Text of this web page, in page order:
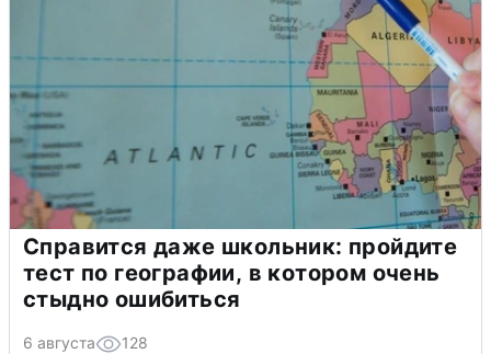
Справится даже школьник: пройдите
тест по географии, в котором очень
стыдно ошибиться
6 августа 128